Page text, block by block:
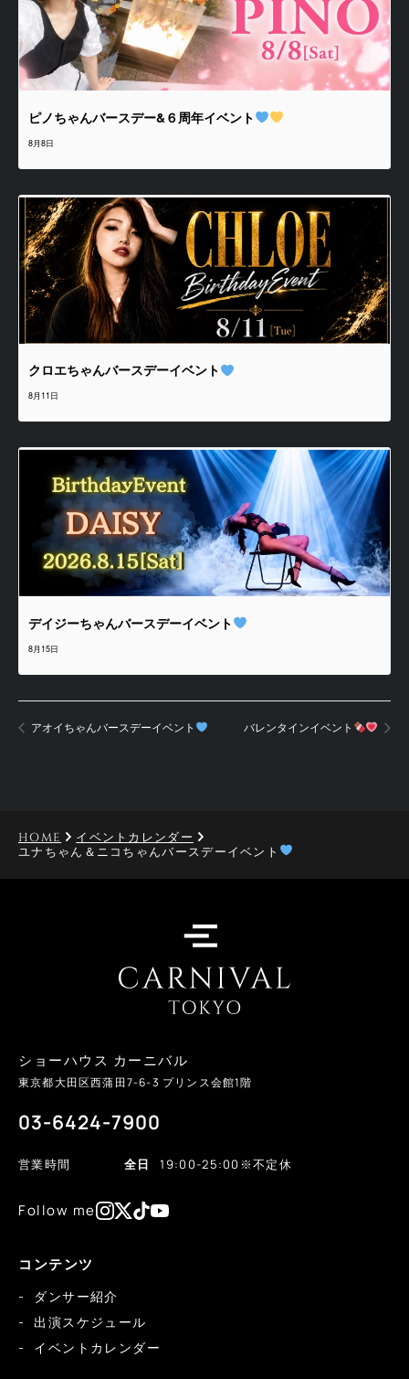
ピノちゃんバースデー&６周年イベント
8月8日
クロエちゃんバースデーイベント
8月11日
デイジーちゃんバースデーイベント
8月15日
アオイちゃんバースデーイベント バレンタインイベント
HOME
イベントカレンダー
ユナちゃん＆ニコちゃんバースデーイベント
ショーハウス カーニバル
東京都大田区西蒲田7-6-3 プリンス会館1階
03-6424-7900
営業時間 全日 19:00-25:00 ※不定休
Follow me
コンテンツ
ダンサー紹介
出演スケジュール
イベントカレンダー